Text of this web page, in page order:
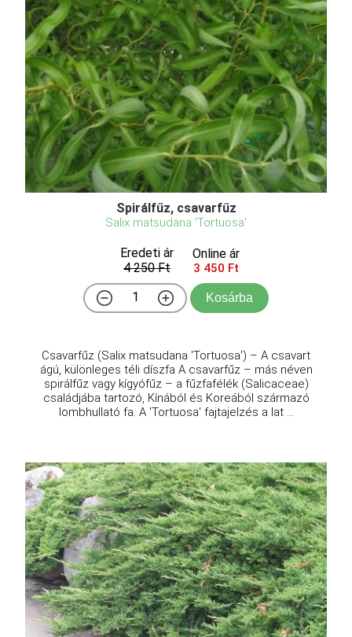
Spirálfűz, csavarfűz
Salix matsudana 'Tortuosa'
Eredeti ár
4 250 Ft
Online ár
3 450 Ft
Kosárba
Csavarfűz (Salix matsudana 'Tortuosa') – A csavart
ágú, különleges téli díszfa A csavarfűz – más néven
spirálfűz vagy kígyófűz – a fűzfafélék (Salicaceae)
családjába tartozó, Kínából és Koreából származó
lombhullató fa. A 'Tortuosa' fajtajelzés a lat ...